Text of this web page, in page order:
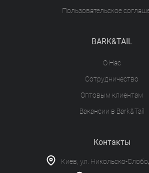
Пользовательское
BARK&TAIL
О Нас
Сотрудничество
Оптовым клиентам
Вакансии в Bark&Tail
Контакты
Киев, ул. Никольско-